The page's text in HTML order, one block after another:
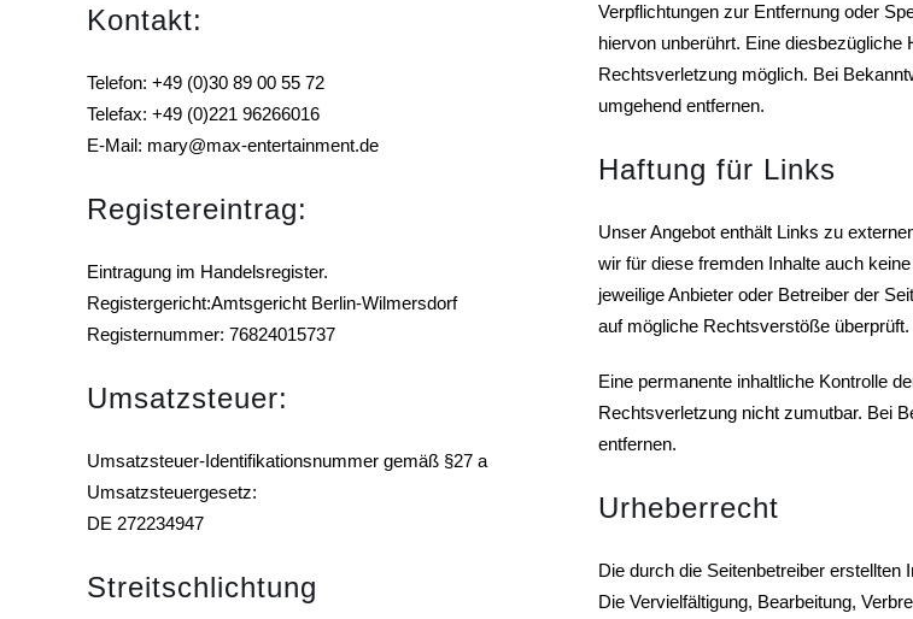
Kontakt:
Telefon: +49 (0)30 89 00 55 72
Telefax: +49 (0)221 96266016
E-Mail: mary@max-entertainment.de
Registereintrag:
Eintragung im Handelsregister.
Registergericht:Amtsgericht Berlin-Wilmersdorf
Registernummer: 76824015737
Umsatzsteuer:
Umsatzsteuer-Identifikationsnummer gemäß §27 a
Umsatzsteuergesetz:
DE 272234947
Streitschlichtung
Verpflichtungen zur Entfernung oder
hiervon unberührt. Eine
Rechtsverletzung möglich. Bei
umgehend entfernen.
Haftung für Links
Unser Angebot enthält Links zu
wir für diese fremden Inhalte auch
jeweilige Anbieter oder Betreiber der
auf mögliche Rechtsverstöße
Eine permanente inhaltliche Kontrolle
Rechtsverletzung nicht zumutbar. Bei
entfernen.
Urheberrecht
Die durch die Seitenbetreiber erstellten
Die Vervielfältigung, Bearbeitung,